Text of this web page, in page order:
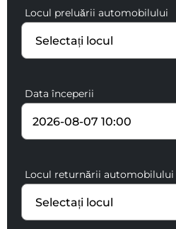
Locul preluării automobilului
Data începerii
Locul returnării automobilului